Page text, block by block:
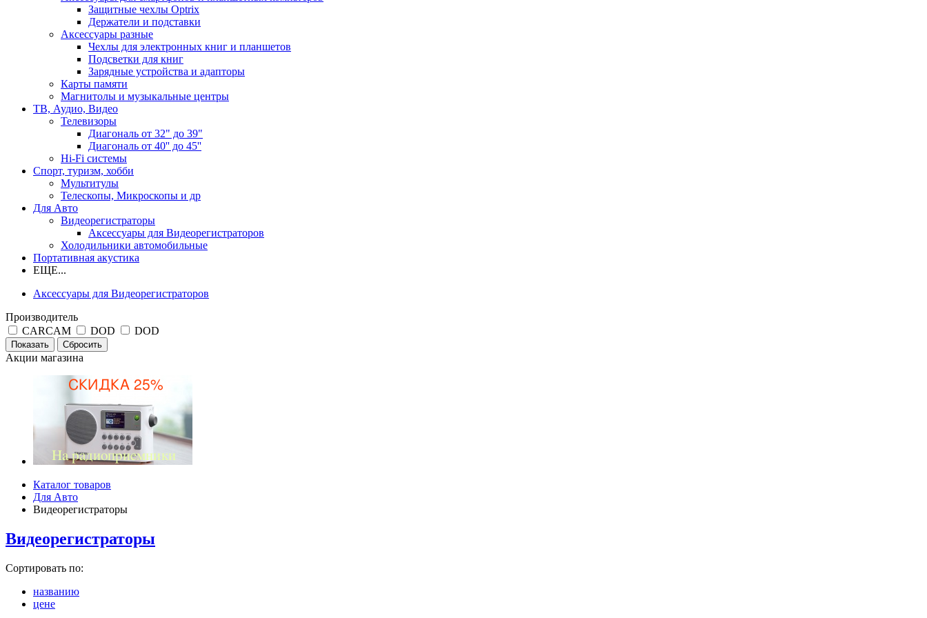
Защитные чехлы Optrix
Держатели и подставки
Аксессуары разные
Чехлы для электронных книг и планшетов
Подсветки для книг
Зарядные устройства и адапторы
Карты памяти
Магнитолы и музыкальные центры
ТВ, Аудио, Видео
Телевизоры
Диагональ от 32" до 39"
Диагональ от 40'' до 45''
Hi-Fi системы
Спорт, туризм, хобби
Мультитулы
Телескопы, Микроскопы и др
Для Авто
Видеорегистраторы
Аксессуары для Видеорегистраторов
Холодильники автомобильные
Портативная акустика
ЕЩЕ...
Аксессуары для Видеорегистраторов
Производитель
CARCAM
DOD DOD
Акции магазина
Каталог товаров
Для Авто
Видеорегистраторы
Видеорегистраторы
Сортировать по:
названию
цене